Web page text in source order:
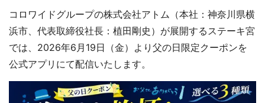
コロワイドグループの株式会社アトム（本社：神奈川県横
浜市、代表取締役社長：植田剛史）が展開するステーキ宮
では、2026年6月19日（金）より父の日限定クーポンを
公式アプリにて配信いたします。